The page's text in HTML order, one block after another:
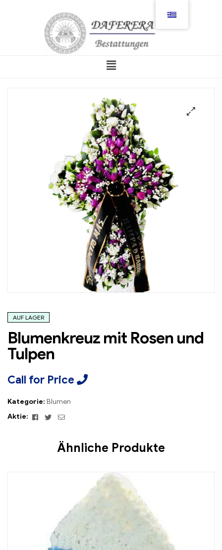
AUF LAGER
Blumenkreuz mit Rosen und
Tulpen
Call for Price
Kategorie: Blumen
Aktie:
Facebook
TwitterEmail
Ähnliche Produkte